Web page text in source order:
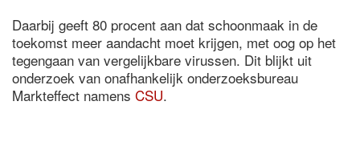
Daarbij geeft 80 procent aan dat schoonmaak in de
toekomst meer aandacht moet krijgen, met oog op het
tegengaan van vergelijkbare virussen. Dit blijkt uit
onderzoek van onafhankelijk onderzoeksbureau
Markteffect namens CSU.